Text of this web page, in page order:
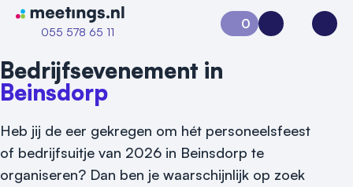
Naar home van Meetings
055 578 65 11
0
Aanvraag 0Inloggen
Bedrijfsevenement in
Beinsdorp
Heb jij de eer gekregen om hét personeelsfeest
of bedrijfsuitje van 2026 in Beinsdorp te
organiseren? Dan ben je waarschijnlijk op zoek